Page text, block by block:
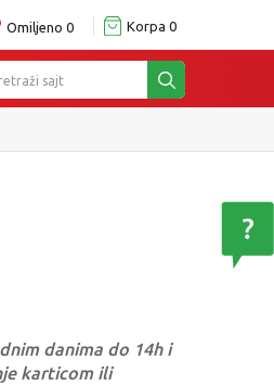
Omiljeno 0 Korpa 0
sajt
danima do 14h i
karticom ili